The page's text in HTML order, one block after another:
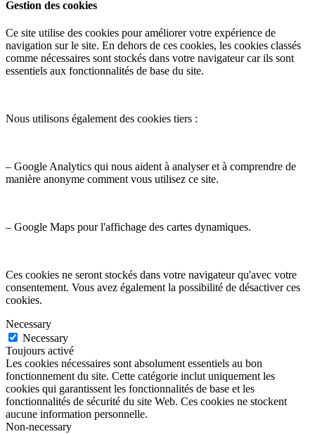
Gestion des cookies
Ce site utilise des cookies pour améliorer votre expérience de
navigation sur le site. En dehors de ces cookies, les cookies classés
comme nécessaires sont stockés dans votre navigateur car ils sont
essentiels aux fonctionnalités de base du site.
Nous utilisons également des cookies tiers :
– Google Analytics qui nous aident à analyser et à comprendre de
manière anonyme comment vous utilisez ce site.
– Google Maps pour l'affichage des cartes dynamiques.
Ces cookies ne seront stockés dans votre navigateur qu'avec votre
consentement. Vous avez également la possibilité de désactiver ces
cookies.
Necessary
Necessary
Toujours activé
Les cookies nécessaires sont absolument essentiels au bon
fonctionnement du site. Cette catégorie inclut uniquement les
cookies qui garantissent les fonctionnalités de base et les
fonctionnalités de sécurité du site Web. Ces cookies ne stockent
aucune information personnelle.
Non-necessary